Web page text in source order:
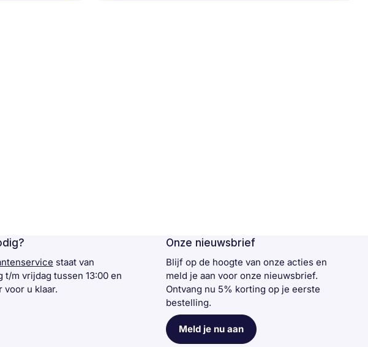
staat van
t/m vrijdag tussen 13:00 en
voor u klaar.
Onze nieuwsbrief
Blijf op de hoogte van onze acties en
meld je aan voor onze nieuwsbrief.
Ontvang nu 5% korting op je eerste
bestelling.
Meld je nu aan